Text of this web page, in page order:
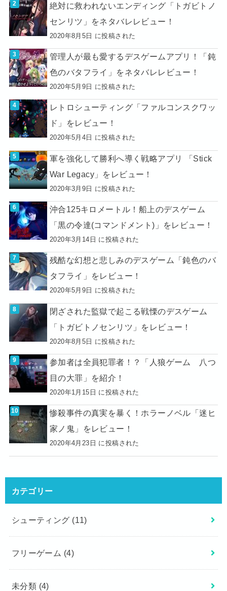
絶対に救われないエンディング「トガビトノ
センリツ」をネタバレレビュー！
2020年8月5日 に投稿された
管理人が最も愛するデスゲームアプリ！「鈍
色のバタフライ」をネタバレレビュー！
2020年5月9日 に投稿された
レトロシューティング「ファルコンスクワッ
ド」をレビュー！
2020年5月4日 に投稿された
軍を強化して勝利へ導く戦略アプリ 「Stick
War Legacy」をレビュー！
2020年3月9日 に投稿された
沖合125キロメートル！船上のデスゲーム
「黒の令達(コマンドメント)」をレビュー！
2020年3月14日 に投稿された
残酷な幻想と悲しみのデスゲーム「鈍色のバ
タフライ」をレビュー！
2020年5月9日 に投稿された
閉ざされた監獄で起こる戦慄のデスゲーム
「トガビトノセンリツ」をレビュー！
2020年8月5日 に投稿された
参加者は全員犯罪者！？「人狼ゲーム 八つ
目の大罪」を紹介！
2020年1月15日 に投稿された
惨殺事件の真実を暴く！ホラーノベル「迷ヒ
家ノ鬼」をレビュー！
2020年4月23日 に投稿された
カテゴリー
シューティング (11)
フリーゲーム (4)
未分類 (4)